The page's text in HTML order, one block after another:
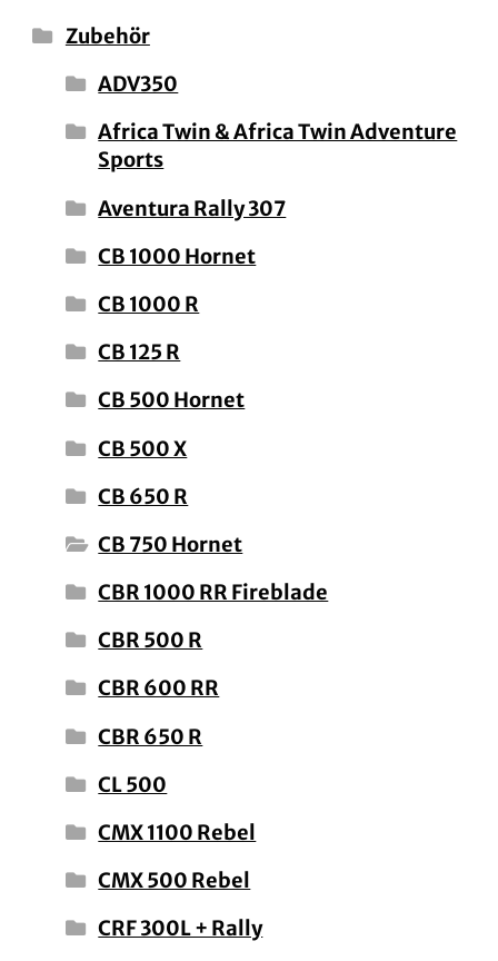
Zubehör
ADV350
Africa Twin & Africa Twin Adventure
Sports
Aventura Rally 307
CB 1000 Hornet
CB 1000 R
CB 125 R
CB 500 Hornet
CB 500 X
CB 650 R
CB 750 Hornet
CBR 1000 RR Fireblade
CBR 500 R
CBR 600 RR
CBR 650 R
CL 500
CMX 1100 Rebel
CMX 500 Rebel
CRF 300L + Rally